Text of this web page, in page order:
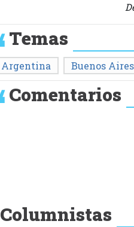
Temas
Argentina Buenos Aires
Comentarios
Columnistas